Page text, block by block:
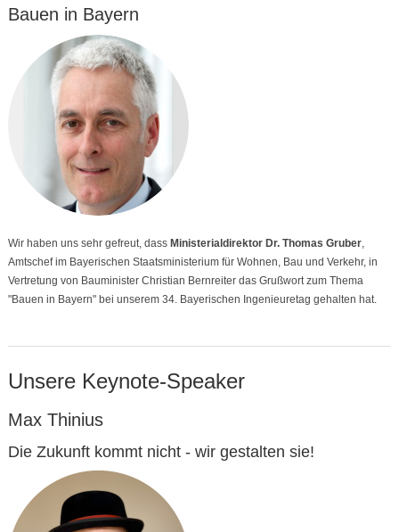
Bauen in Bayern
Wir haben uns sehr gefreut, dass Ministerialdirektor Dr. Thomas Gruber,
Amtschef im Bayerischen Staatsministerium für Wohnen, Bau und Verkehr, in
Vertretung von Bauminister Christian Bernreiter das Grußwort zum Thema
"Bauen in Bayern" bei unserem 34. Bayerischen Ingenieuretag gehalten hat.
Unsere Keynote-Speaker
Max Thinius
Die Zukunft kommt nicht - wir gestalten sie!